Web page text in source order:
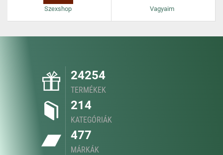
Szexshop Vagyaim
24254
TERMÉKEK
214
KATEGÓRIÁK
477
MÁRKÁK